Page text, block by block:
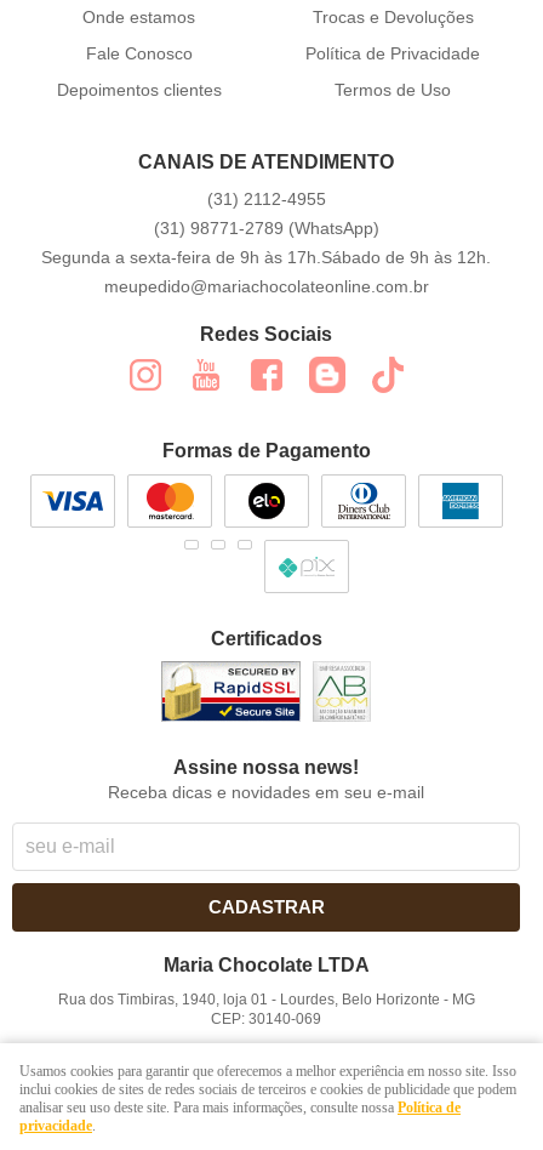
Onde estamos
Fale Conosco
Depoimentos clientes
Trocas e Devoluções
Política de Privacidade
Termos de Uso
CANAIS DE ATENDIMENTO
(31) 2112-4955
(31) 98771-2789 (WhatsApp)
Segunda a sexta-feira de 9h às 17h.Sábado de 9h às 12h.
meupedido@mariachocolateonline.com.br
Redes Sociais
Formas de Pagamento
Certificados
Assine nossa news!
Receba dicas e novidades em seu e-mail
CADASTRAR
Maria Chocolate LTDA
Rua dos Timbiras, 1940, loja 01 - Lourdes, Belo Horizonte - MG
CEP: 30140-069
LOJA VIRTUAL CRIADA POR
Usamos cookies para garantir que oferecemos a melhor experiência em nosso site. Isso
inclui cookies de sites de redes sociais de terceiros e cookies de publicidade que podem
analisar seu uso deste site. Para mais informações, consulte nossa Política de
privacidade.